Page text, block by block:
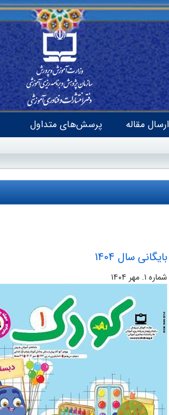
ارسال مقاله پرسش‌های متداول
بایگانی سال 1404
شماره ۱. مهر ۱۴۰۴